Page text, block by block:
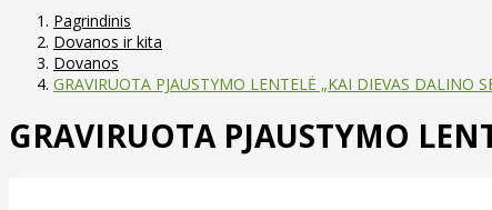
Pagrindinis
Dovanos ir kita
Dovanos
GRAVIRUOTA PJAUSTYMO LENTELĖ „KAI DIEVAS DALINO
GRAVIRUOTA PJAUSTYMO